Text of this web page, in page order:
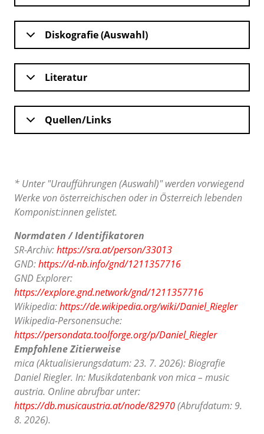
Diskografie (Auswahl)
Literatur
Quellen/Links
* Unter "Uraufführungen (Auswahl)" werden vorwiegend
Werke von österreichischen oder in Österreich lebenden
Komponist:innen gelistet.
Normdaten / Identifikatoren
SR-Archiv:https://sra.at/person/33013
GND:https://d-nb.info/gnd/1211357716
GND Explorer:
https://explore.gnd.network/gnd/1211357716
Wikipedia:https://de.wikipedia.org/wiki/Daniel_Riegler
Wikipedia-Personensuche:
https://persondata.toolforge.org/p/Daniel_Riegler
Empfohlene Zitierweise
mica (Aktualisierungsdatum: 23. 7. 2026): Biografie
Daniel Riegler. In: Musikdatenbank von mica – music
austria. Online abrufbar unter:
https://db.musicaustria.at/node/82970(Abrufdatum: 9.
8. 2026).